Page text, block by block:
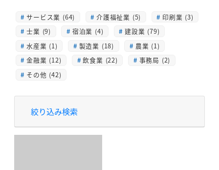
サービス業 (64) 介護福祉業 (5)
印刷業 (3)
士業 (9)
宿泊業 (4)
建設業 (79)
水産業 (1)
製造業 (18)
農業 (1)
金融業 (12)
飲食業 (22)
事務局 (2)
その他 (42)
絞り込み検索